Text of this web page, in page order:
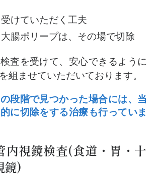
けていただく工夫
腸ポリープは、その場で切除
査を受けて、安心できるように
組ませていただいております。
段階で見つかった場合には、当
に切除をする治療も行っていま
内視鏡検査(食道・胃・十
鏡)